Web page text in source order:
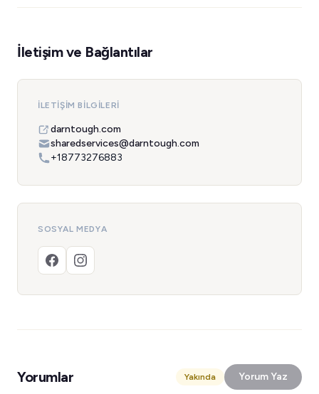
İletişim ve Bağlantılar
İLETIŞIM BILGILERI
darntough.com
sharedservices@darntough.com
+18773276883
SOSYAL MEDYA
Yorumlar Yakında Yorum Yaz